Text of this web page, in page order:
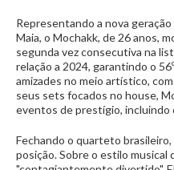
Representando a nova
Maia, o Mochakk, de 26 anos,
segunda vez consecutiva na
relação a 2024, garantindo o
amizades no meio artístico,
seus sets focados no house,
eventos de prestígio, incluindo
Fechando o quarteto brasileiro,
posição. Sobre o estilo musical